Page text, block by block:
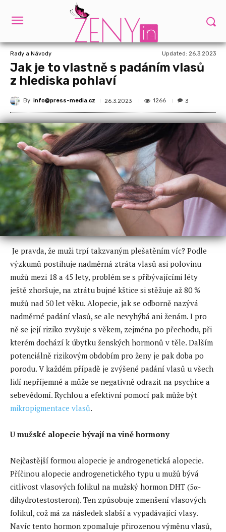
Rady a Návody Updated: 26.3.2023
Jak je to vlastně s padáním vlasů
z hlediska pohlaví
By info@press-media.cz 26.3.2023 1266 3
Je pravda, že muži trpí takzvaným plešatěním víc? Podle
výzkumů postihuje nadměrná ztráta vlasů asi polovinu
mužů mezi 18 a 45 lety, problém se s přibývajícími léty
ještě zhoršuje, na ztrátu bujné kštice si stěžuje až 80 %
mužů nad 50 let věku. Alopecie, jak se odborně nazývá
nadměrné padání vlasů, se ale nevyhýbá ani ženám. I pro
ně se její riziko zvyšuje s věkem, zejména po přechodu, při
kterém dochází k úbytku ženských hormonů v těle. Dalším
potenciálně rizikovým obdobím pro ženy je pak doba po
porodu. V každém případě je zvýšené padání vlasů u všech
lidí nepříjemné a může se negativně odrazit na psychice a
sebevědomí. Rychlou a efektivní pomocí pak může být
mikropigmentace vlasů.
U mužské alopecie bývají na vině hormony
Nejčastější formou alopecie je androgenetická alopecie.
Příčinou alopecie androgenetického typu u mužů bývá
citlivost vlasových folikul na mužský hormon DHT (5α-
dihydrotestosteron). Ten způsobuje zmenšení vlasových
folikul, což má za následek slabší a vypadávající vlasy.
Navíc tento hormon zpomaluje přirozenou výměnu vlasů,